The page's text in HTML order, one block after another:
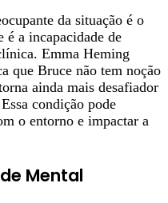
da situação é o
é a incapacidade de
Emma Heming
que Bruce não tem noção
ainda mais desafiador
condição pode
o entorno e impactar a
Mental